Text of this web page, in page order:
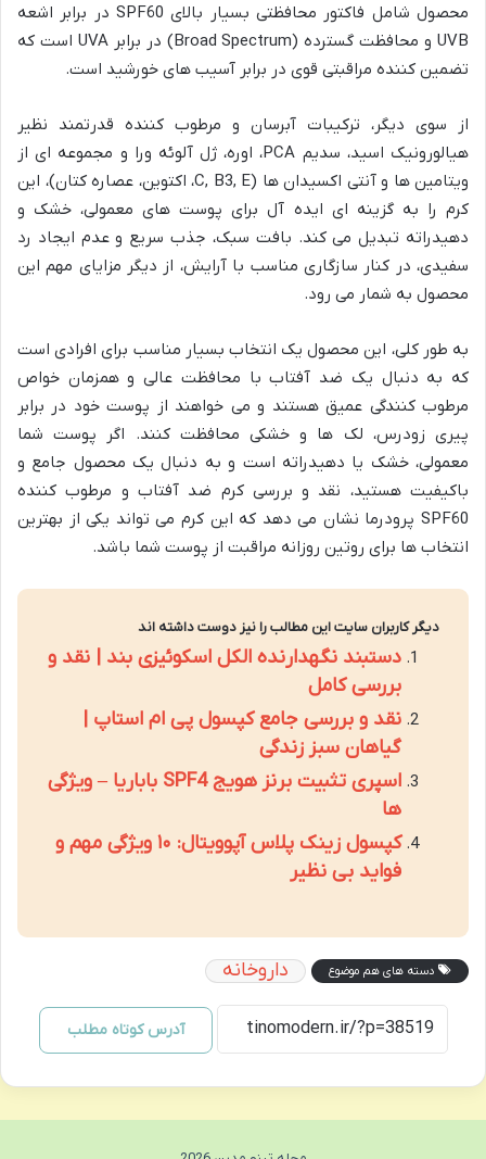
محصول شامل فاکتور محافظتی بسیار بالای SPF60 در برابر اشعه
UVB و محافظت گسترده (Broad Spectrum) در برابر UVA است که
تضمین کننده مراقبتی قوی در برابر آسیب های خورشید است.
از سوی دیگر، ترکیبات آبرسان و مرطوب کننده قدرتمند نظیر
هیالورونیک اسید، سدیم PCA، اوره، ژل آلوئه ورا و مجموعه ای از
ویتامین ها و آنتی اکسیدان ها (C, B3, E، اکتوین، عصاره کتان)، این
کرم را به گزینه ای ایده آل برای پوست های معمولی، خشک و
دهیدراته تبدیل می کند. بافت سبک، جذب سریع و عدم ایجاد رد
سفیدی، در کنار سازگاری مناسب با آرایش، از دیگر مزایای مهم این
محصول به شمار می رود.
به طور کلی، این محصول یک انتخاب بسیار مناسب برای افرادی است
که به دنبال یک ضد آفتاب با محافظت عالی و همزمان خواص
مرطوب کنندگی عمیق هستند و می خواهند از پوست خود در برابر
پیری زودرس، لک ها و خشکی محافظت کنند. اگر پوست شما
معمولی، خشک یا دهیدراته است و به دنبال یک محصول جامع و
باکیفیت هستید، نقد و بررسی کرم ضد آفتاب و مرطوب کننده
SPF60 پرودرما نشان می دهد که این کرم می تواند یکی از بهترین
انتخاب ها برای روتین روزانه مراقبت از پوست شما باشد.
دیگر کاربران سایت این مطالب را نیز دوست داشته اند
دستبند نگهدارنده الکل اسکوئیزی بند | نقد و
بررسی کامل
نقد و بررسی جامع کپسول پی ام استاپ |
گیاهان سبز زندگی
اسپری تثبیت برنز هویج SPF4 باباریا – ویژگی
ها
کپسول زینک پلاس آپوویتال: ۱۰ ویژگی مهم و
فواید بی نظیر
دسته های هم موضوع داروخانه
آدرس کوتاه مطلب